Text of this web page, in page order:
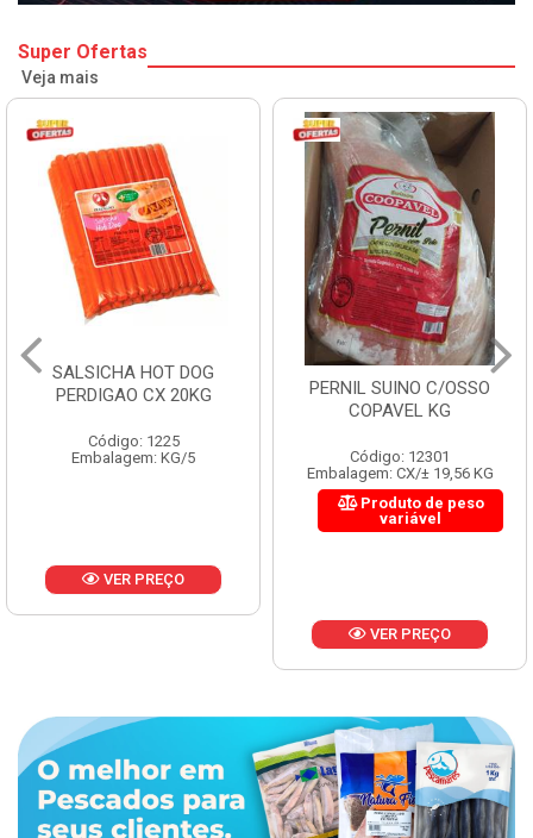
Super Ofertas
Veja mais
PERNIL SUINO C/OSSO
Código: 12301
HAMBURGUER BOVINO
PERDIGAO CX 2,016KG
Embalagem: CX/1